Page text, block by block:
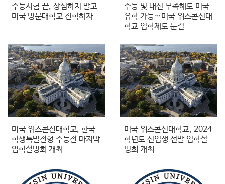
수능시험 끝, 상심하지 말고
미국 명문대학교 진학하자
수능 및 내신 부족해도 미국
유학 가능…미국 위스콘신대
학교 입학제도 눈길
미국 위스콘신대학교, 한국
학생특별전형 수능전 마지막
입학설명회 개최
미국 위스콘신대학교, 2024
학년도 신입생 선발 입학설
명회 개최